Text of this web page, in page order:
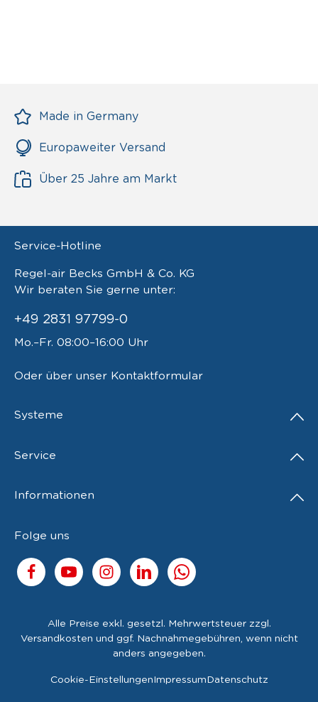
Made in Germany
Europaweiter Versand
Über 25 Jahre am Markt
Service-Hotline
Regel-air Becks GmbH & Co. KG
Wir beraten Sie gerne unter:
+49 2831 97799-0
Mo.–Fr. 08:00–16:00 Uhr
Oder über unser Kontaktformular
Systeme
Service
Informationen
Folge uns
Alle Preise exkl. gesetzl. Mehrwertsteuer zzgl.
Versandkosten und ggf. Nachnahmegebühren, wenn nicht
anders angegeben.
Cookie-EinstellungenImpressumDatenschutz